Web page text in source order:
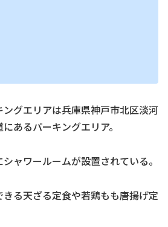
グエリアは兵庫県神戸市北区淡河
あるパーキングエリア。
ャワールームが設置されている。
る天ざる定食や若鶏もも唐揚げ定